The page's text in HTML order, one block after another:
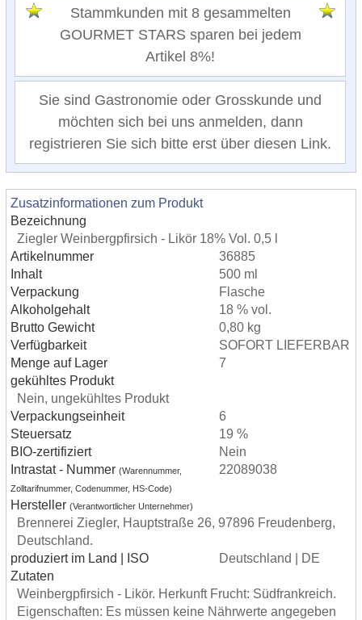
Stammkunden mit 8 gesammelten
GOURMET STARS sparen bei jedem
Artikel 8%!
Sie sind Gastronomie oder Grosskunde und
möchten sich bei uns anmelden, dann
registrieren Sie sich bitte erst über diesen Link.
Zusatzinformationen zum Produkt
Bezeichnung
Ziegler Weinbergpfirsich - Likör 18% Vol. 0,5 l
Artikelnummer
36885
Inhalt
500 ml
Verpackung
Flasche
Alkoholgehalt
18 % vol.
Brutto Gewicht
0,80 kg
Verfügbarkeit
SOFORT LIEFERBAR
Menge auf Lager
7
gekühltes Produkt
Nein, ungekühltes Produkt
Verpackungseinheit
6
Steuersatz
19 %
BIO-zertifiziert
Nein
Intrastat - Nummer (Warennummer,
Zolltarifnummer, Codenummer, HS-Code)
22089038
Hersteller (Verantwortlicher Unternehmer)
Brennerei Ziegler, Hauptstraße 26, 97896 Freudenberg,
Deutschland.
produziert im Land | ISO
Deutschland | DE
Zutaten
Weinbergpfirsich - Likör. Herkunft Frucht: Südfrankreich.
Eigenschaften: Es müssen keine Nährwerte angegeben